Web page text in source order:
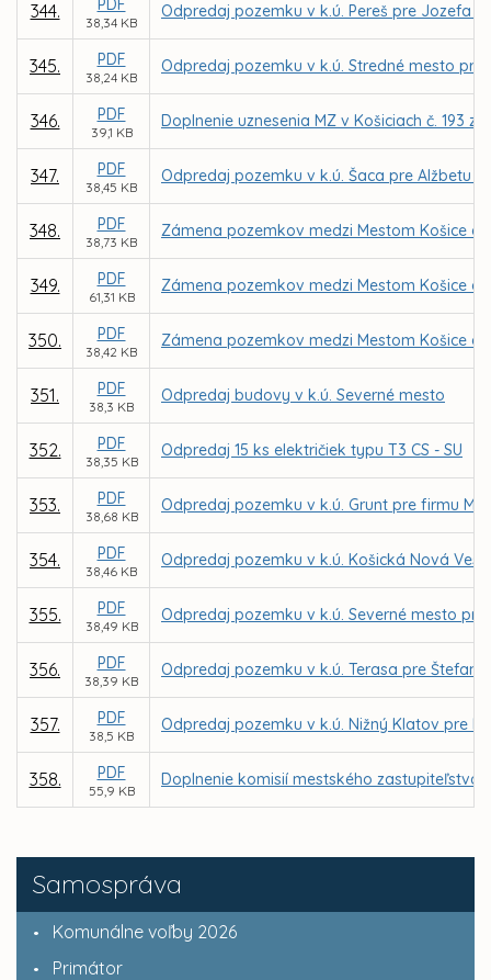
Samospráva
Komunálne voľby 2026
Primátor
344. PDF
38,34 KB
Odpredaj pozemku v k.ú. Pereš pre Jozefa
345. PDF
38,24 KB
Odpredaj pozemku v k.ú. Stredné mesto pre
346. PDF
39,1 KB
Doplnenie uznesenia MZ v Košiciach č. 193
347. PDF
38,45 KB
Odpredaj pozemku v k.ú. Šaca pre Alžbetu
348. PDF
38,73 KB
Zámena pozemkov medzi Mestom Košice
349. PDF
61,31 KB
Zámena pozemkov medzi Mestom Košice
350. PDF
38,42 KB
Zámena pozemkov medzi Mestom Košice a
351. PDF
38,3 KB
Odpredaj budovy v k.ú. Severné mesto
352. PDF
38,35 KB
Odpredaj 15 ks električiek typu T3 CS - SU
353. PDF
38,68 KB
Odpredaj pozemku v k.ú. Grunt pre firmu
354. PDF
38,46 KB
Odpredaj pozemku v k.ú. Košická Nová Ves
355. PDF
38,49 KB
Odpredaj pozemku v k.ú. Severné mesto
356. PDF
38,39 KB
Odpredaj pozemku v k.ú. Terasa pre
357. PDF
38,5 KB
Odpredaj pozemku v k.ú. Nižný Klatov pre
358. PDF
55,9 KB
Doplnenie komisií mestského zastupiteľstva